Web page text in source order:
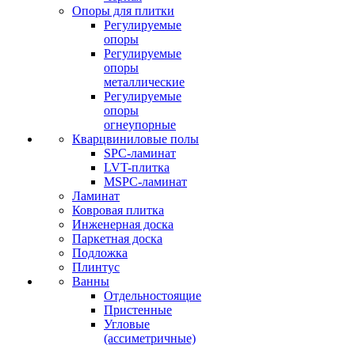
Опоры для плитки
Регулируемые
опоры
Регулируемые
опоры
металлические
Регулируемые
опоры
огнеупорные
Кварцвиниловые полы
SPC-ламинат
LVT-плитка
MSPC-ламинат
Ламинат
Ковровая плитка
Инженерная доска
Паркетная доска
Подложка
Плинтус
Ванны
Отдельностоящие
Пристенные
Угловые
(ассиметричные)